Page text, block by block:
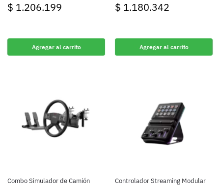
$ 1.206.199
Agregar al carrito
$ 1.180.342
Agregar al carrito
Combo Simulador de Camión
Controlador Streaming Modular